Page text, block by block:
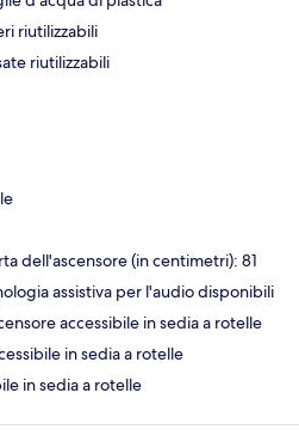
riutilizzabili
riutilizzabili
dell'ascensore (in centimetri): 81
assistiva per l'audio disponibili
accessibile in sedia a rotelle
in sedia a rotelle
in sedia a rotelle